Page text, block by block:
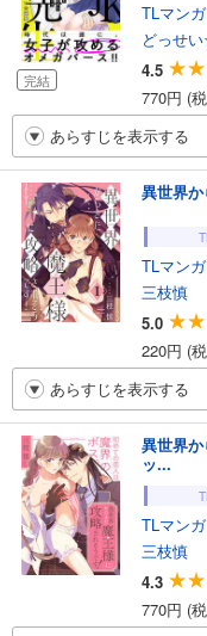
完結
TLマンガ
どっせ
4.5
770円 (
あらすじを表示する
異世界
TLマンガ
三枝慎
5.0
220円 (
あらすじを表示する
異世界
ッ...
TLマンガ
三枝慎
4.3
770円 (